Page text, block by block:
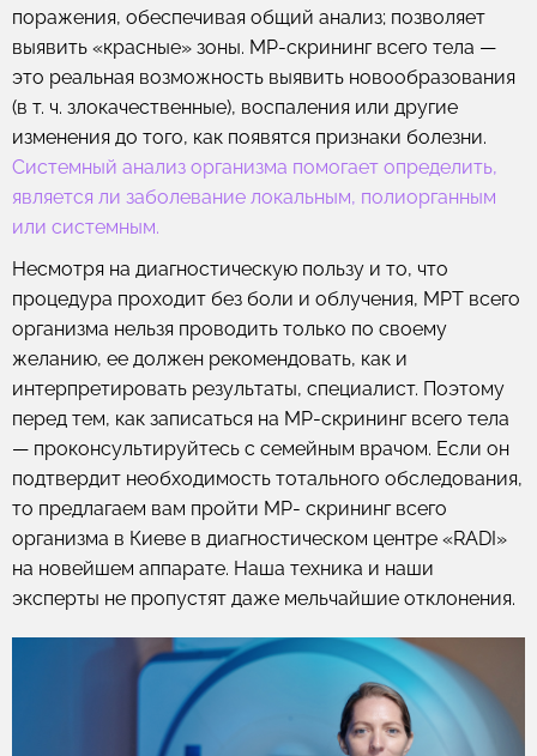
поражения, обеспечивая общий анализ; позволяет
выявить «красные» зоны. МР-скрининг всего тела —
это реальная возможность выявить новообразования
(в т. ч. злокачественные), воспаления или другие
изменения до того, как появятся признаки болезни.
Системный анализ организма помогает определить,
является ли заболевание локальным, полиорганным
или системным.
Несмотря на диагностическую пользу и то, что
процедура проходит без боли и облучения, МРТ всего
организма нельзя проводить только по своему
желанию, ее должен рекомендовать, как и
интерпретировать результаты, специалист. Поэтому
перед тем, как записаться на МР-скрининг всего тела
— проконсультируйтесь с семейным врачом. Если он
подтвердит необходимость тотального обследования,
то предлагаем вам пройти МР- скрининг всего
организма в Киеве в диагностическом центре «RADI»
на новейшем аппарате. Наша техника и наши
эксперты не пропустят даже мельчайшие отклонения.